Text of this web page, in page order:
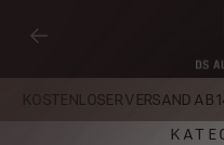
KOSTENLOSER VERSAND